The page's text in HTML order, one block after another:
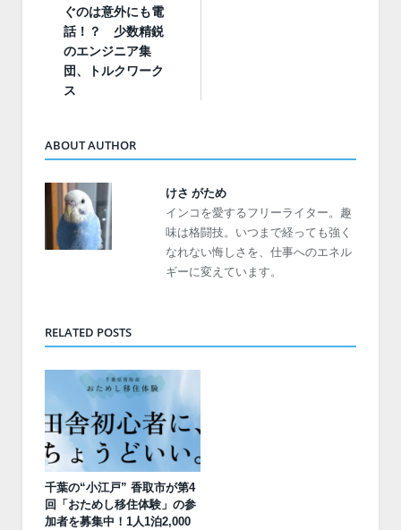
ぐのは意外にも電
話！？ 少数精鋭
のエンジニア集
団、トルクワーク
ス
ABOUT AUTHOR
けさ がため
インコを愛するフリーライター。趣
味は格闘技。いつまで経っても強く
なれない悔しさを、仕事へのエネル
ギーに変えています。
RELATED POSTS
千葉の“小江戸” 香取市が第4
回「おためし移住体験」の参
加者を募集中！1人1泊2,000